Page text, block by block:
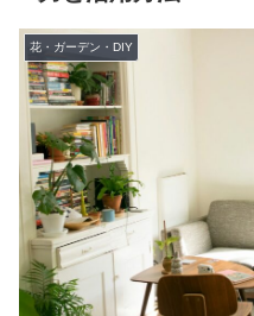
花・ガーデン・DIY